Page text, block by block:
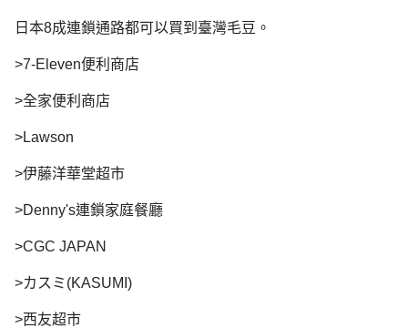
日本8成連鎖通路都可以買到臺灣毛豆。
>7-Eleven便利商店
>全家便利商店
>Lawson
>伊藤洋華堂超市
>Denny's連鎖家庭餐廳
>CGC JAPAN
>カスミ(KASUMI)
>西友超市